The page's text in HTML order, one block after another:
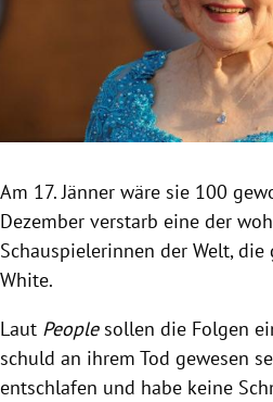
Untermenü
Untermenü
Untermenü
Untermenü
Am 17. Jänner wäre sie 100
Dezember verstarb eine der
Schauspielerinnen der Welt,
White.
Laut Peoplesollen die Folgen
schuld an ihrem Tod gewesen
entschlafen und habe keine